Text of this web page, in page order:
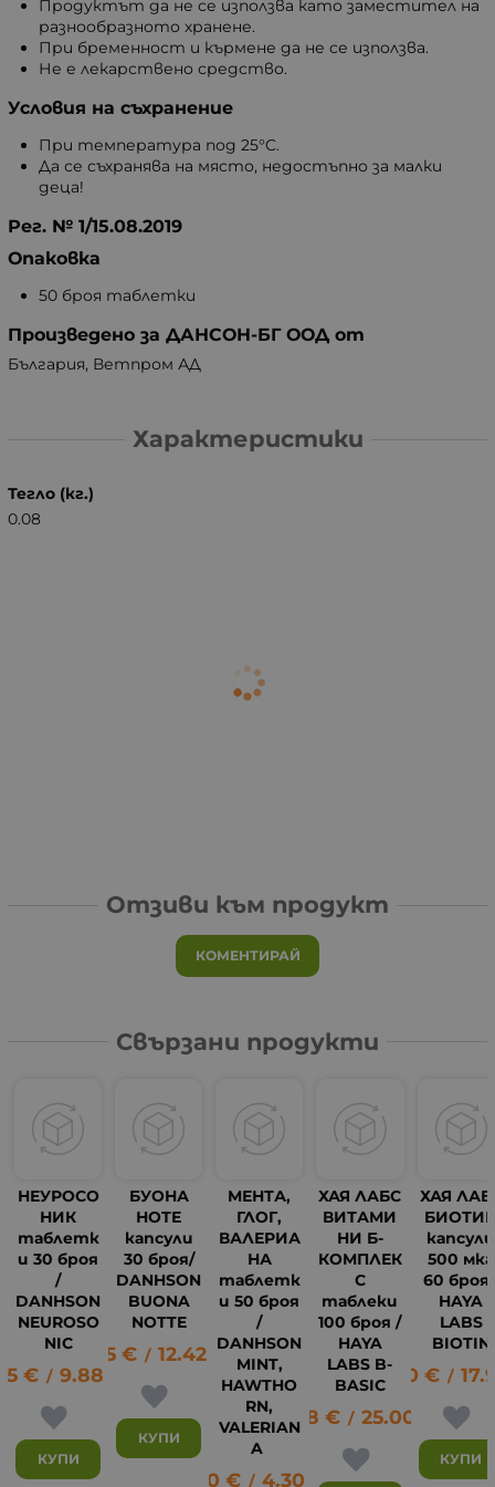
Продуктът да не се използва като заместител на
разнообразното хранене.
При бременност и кърмене да не се използва.
Не е лекарствено средство.
Условия на съхранение
При температура под 25°C.
Да се съхранява на място, недостъпно за малки
деца!
Рег. № 1/15.08.2019
Опаковка
50 броя таблетки
Произведено за ДАНСОН-БГ ООД от
България, Ветпром АД
Характеристики
Тегло (кг.)
0.08
Отзиви към продукт
КОМЕНТИРАЙ
Свързани продукти
НЕУРОСО
НИК
таблетк
и 30 броя
/
DANHSON
NEUROSO
NIC
€ / 9.88
КУПИ
БУОНА
НОТЕ
капсули
30 броя/
DANHSON
BUONA
NOTTE
6.35 € / 12.42 лв.
КУПИ
МЕНТА,
ГЛОГ,
ВАЛЕРИА
НА
таблетк
и 50 броя
/
DANHSON
MINT,
HAWTHO
RN,
VALERIAN
A
2.20 € / 4.30 лв.
ХАЯ ЛАБС
ВИТАМИ
НИ Б-
КОМПЛЕК
С
таблеки
100 броя /
HAYA
LABS B-
BASIC
12.78 € / 25.00 лв.
ХАЯ
капсули
500 мкг
60 броя
HAYA
LABS
BIOTIN
9.20 € /
КУПИ